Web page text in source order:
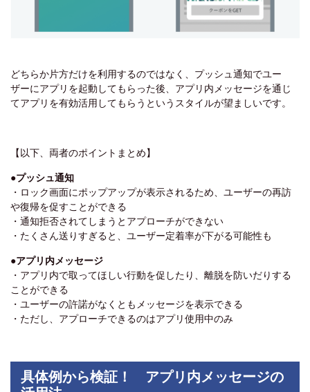
どちらか片方だけを利用するのではなく、プッシュ通知でユー
ザーにアプリを起動してもらった後、アプリ内メッセージを通じ
てアプリを有効活用してもらうというスタイルが望ましいです。
【以下、両者のポイントまとめ】
●プッシュ通知
・ロック画面にポップアップが表示されるため、ユーザーの再訪
や復帰を促すことができる
・通知拒否されてしまうとアプローチができない
・たくさん送りすぎると、ユーザー定着率が下がる可能性も
●アプリ内メッセージ
・アプリ内で取ってほしい行動を促したり、離脱を防いだりする
ことができる
・ユーザーの許諾がなくともメッセージを表示できる
・ただし、アプローチできるのはアプリ使用中のみ
具体例から検証！ アプリ内メッセージの